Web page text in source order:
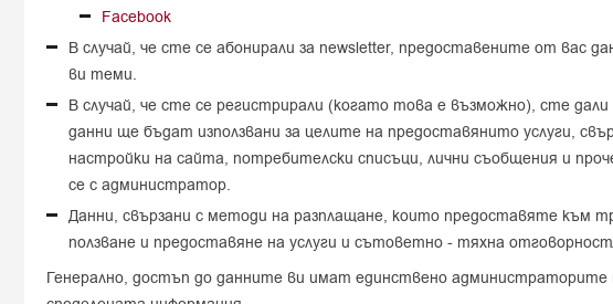
Facebook
В случай, че сте се абонирали за newsletter, предоставените от вас
ви теми.
В случай, че сте се регистрирали (когато това е възможно), сте
данни ще бъдат използвани за целите на предоставянито услуги,
настройки на сайта, потребителски списъци, лични съобщения и
се с администратор.
Данни, свързани с методи на разплащане, които предоставяте към
ползване и предоставяне на услуги и сътоветно - тяхна
Генерално, достъп до данните ви имат единствено администраторите